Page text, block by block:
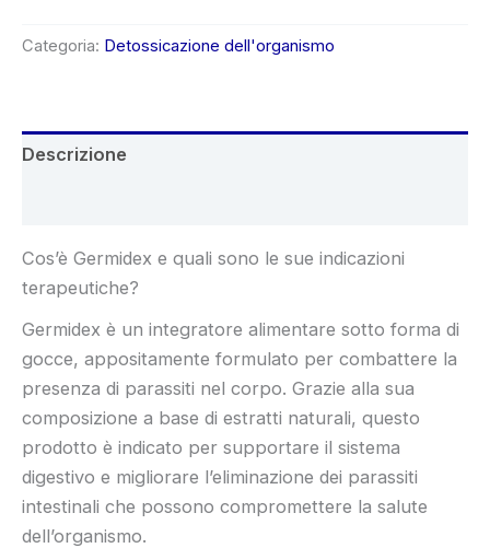
Categoria: Detossicazione dell'organismo
Descrizione
Cos’è Germidex e quali sono le sue indicazioni
terapeutiche?
Germidex è un integratore alimentare sotto forma di
gocce, appositamente formulato per combattere la
presenza di parassiti nel corpo. Grazie alla sua
composizione a base di estratti naturali, questo
prodotto è indicato per supportare il sistema
digestivo e migliorare l’eliminazione dei parassiti
intestinali che possono compromettere la salute
dell’organismo.